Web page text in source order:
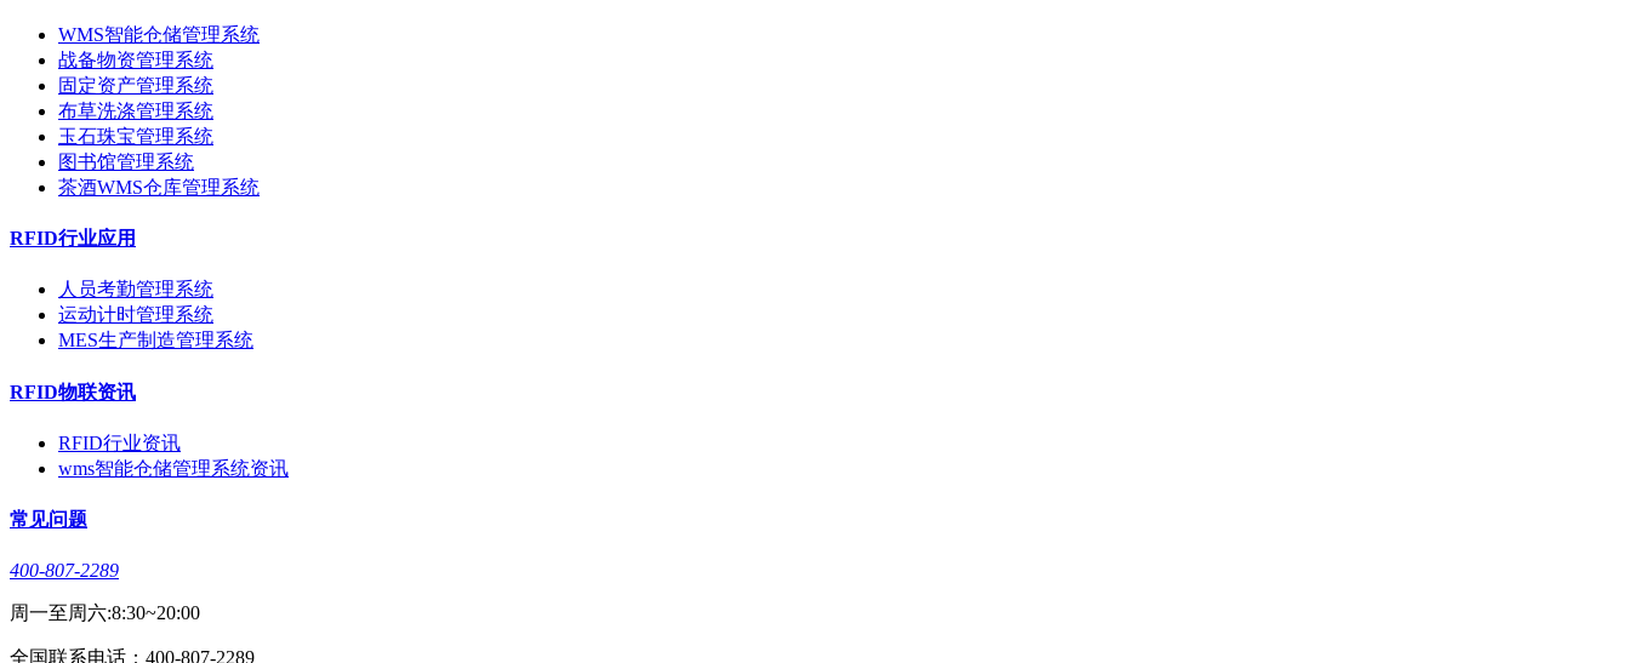
WMS智能仓储管理系统
战备物资管理系统
固定资产管理系统
布草洗涤管理系统
玉石珠宝管理系统
图书馆管理系统
茶酒WMS仓库管理系统
RFID行业应用
人员考勤管理系统
运动计时管理系统
MES生产制造管理系统
RFID物联资讯
RFID行业资讯
wms智能仓储管理系统资讯
常见问题
400-807-2289
周一至周六:8:30~20:00
全国联系电话：400-807-2289